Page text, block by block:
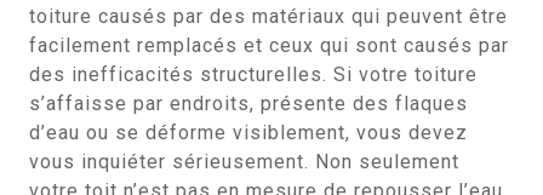
toiture causés par des matériaux qui peuvent être
facilement remplacés et ceux qui sont causés par
des inefficacités structurelles. Si votre toiture
s’affaisse par endroits, présente des flaques
d’eau ou se déforme visiblement, vous devez
vous inquiéter sérieusement. Non seulement